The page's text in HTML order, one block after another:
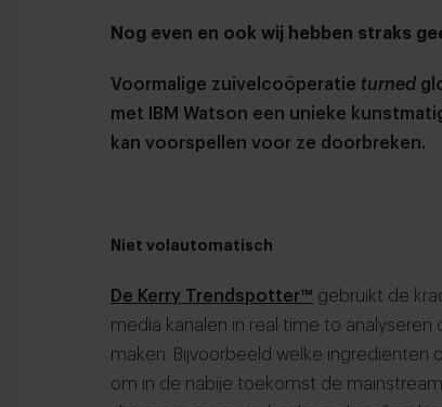
Nog even en ook wij hebben straks
Voormalige zuivelcoöperatie turned
met IBM Watson een unieke
kan voorspellen voor ze doorbreken.
Niet volautomatisch
De Kerry Trendspotter™ gebruikt de
media kanalen in real time to
maken. Bijvoorbeeld welke
om in de nabije toekomst de